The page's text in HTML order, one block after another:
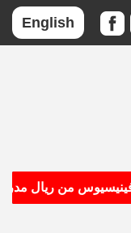
English
من ريال مدريد